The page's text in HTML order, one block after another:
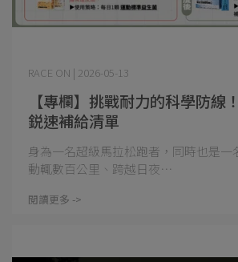
【專欄】挑戰耐力的科學防線
鋭速補給清單
RACE ON | 2026-05-13
身為一名超級馬拉松跑者，同時也是一
動輒數百公里、跨越日夜⋯
閱讀更多 ->